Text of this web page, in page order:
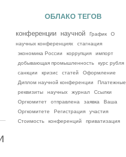
ОБЛАКО ТЕГОВ
конференции научной График
О
научных конференциях
стагнация
экономика России
коррупция
импорт
добывающая промышленность
курс рубля
санкции
кризис статей
Оформление
Диплом научной конференции
Платежные
реквизиты
научных журнал
Ссылки
Оргкомитет
отправлена заявка
Ваша
Оргкомитете
Регистрация
участия
Стоимость
конференций приватизация